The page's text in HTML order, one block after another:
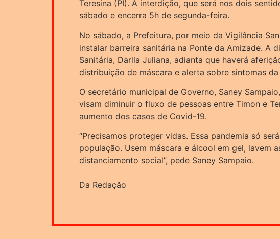
Teresina (PI). A interdição, que será nos dois
sábado e encerra 5h de segunda-feira.
No sábado, a Prefeitura, por meio da Vigilância
instalar barreira sanitária na Ponte da Amizade. A
Sanitária, Darlla Juliana, adianta que haverá
distribuição de máscara e alerta sobre sintomas
O secretário municipal de Governo, Saney
visam diminuir o fluxo de pessoas entre Timon e
aumento dos casos de Covid-19.
“Precisamos proteger vidas. Essa pandemia só
população. Usem máscara e álcool em gel, lavem
distanciamento social”, pede Saney Sampaio.
Da Redação